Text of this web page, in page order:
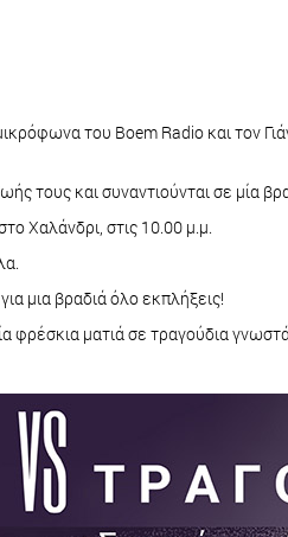
του Boem Radio και τον
τους και συναντιούνται σε μία
Χαλάνδρι, στις 10.00 μ.μ.
μια βραδιά όλο εκπλήξεις!
φρέσκια ματιά σε τραγούδια